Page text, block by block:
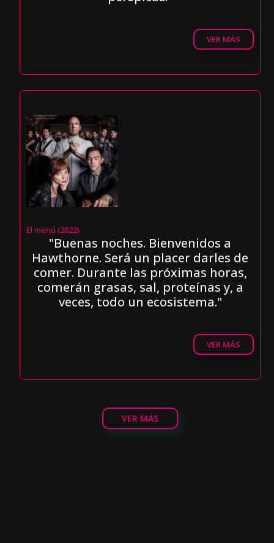
VER MÁS
El menú (2022)
"Buenas noches. Bienvenidos a
Hawthorne. Será un placer darles de
comer. Durante las próximas horas,
comerán grasas, sal, proteínas y, a
veces, todo un ecosistema."
VER MÁS
VER MÁS